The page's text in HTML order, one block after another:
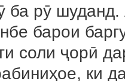
ба рӯ
барои
соли ҷорӣ
ки